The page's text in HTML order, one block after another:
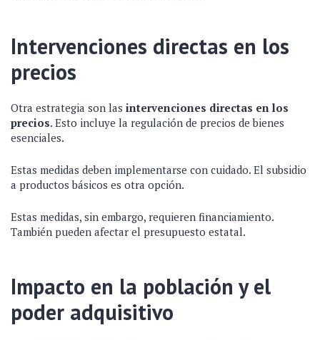
Intervenciones directas en los
precios
Otra estrategia son las intervenciones directas en los
precios. Esto incluye la regulación de precios de bienes
esenciales.
Estas medidas deben implementarse con cuidado. El subsidio
a productos básicos es otra opción.
Estas medidas, sin embargo, requieren financiamiento.
También pueden afectar el presupuesto estatal.
Impacto en la población y el
poder adquisitivo